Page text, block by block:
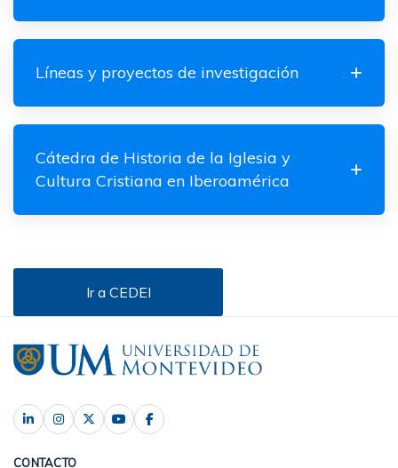
Líneas y proyectos de investigación
Cátedra de Historia de la Iglesia y
Cultura Cristiana en Iberoamérica
Ir a CEDEI
CONTACTO